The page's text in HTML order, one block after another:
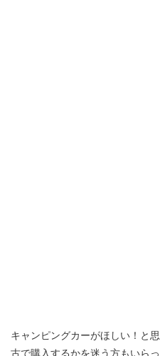
キャンピングカーがほしい！と
古で購入するかを迷う方もいら